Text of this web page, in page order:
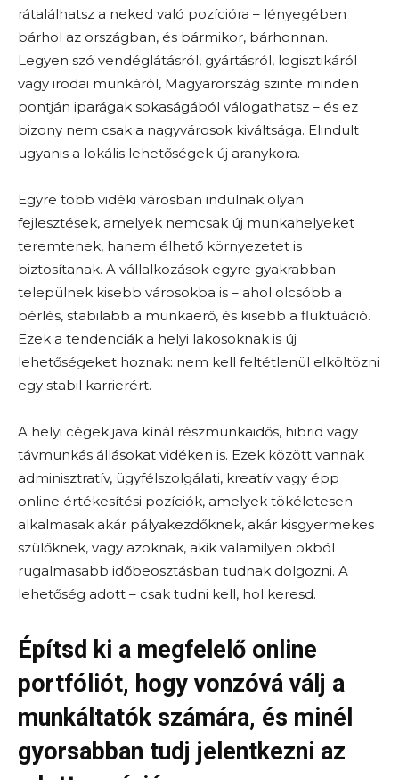
rátalálhatsz a neked való pozícióra – lényegében
bárhol az országban, és bármikor, bárhonnan.
Legyen szó vendéglátásról, gyártásról, logisztikáról
vagy irodai munkáról, Magyarország szinte minden
pontján iparágak sokaságából válogathatsz – és ez
bizony nem csak a nagyvárosok kiváltsága. Elindult
ugyanis a lokális lehetőségek új aranykora.
Egyre több vidéki városban indulnak olyan
fejlesztések, amelyek nemcsak új munkahelyeket
teremtenek, hanem élhető környezetet is
biztosítanak. A vállalkozások egyre gyakrabban
települnek kisebb városokba is – ahol olcsóbb a
bérlés, stabilabb a munkaerő, és kisebb a fluktuáció.
Ezek a tendenciák a helyi lakosoknak is új
lehetőségeket hoznak: nem kell feltétlenül elköltözni
egy stabil karrierért.
A helyi cégek java kínál részmunkaidős, hibrid vagy
távmunkás állásokat vidéken is. Ezek között vannak
adminisztratív, ügyfélszolgálati, kreatív vagy épp
online értékesítési pozíciók, amelyek tökéletesen
alkalmasak akár pályakezdőknek, akár kisgyermekes
szülőknek, vagy azoknak, akik valamilyen okból
rugalmasabb időbeosztásban tudnak dolgozni. A
lehetőség adott – csak tudni kell, hol keresd.
Építsd ki a megfelelő online
portfóliót, hogy vonzóvá válj a
munkáltatók számára, és minél
gyorsabban tudj jelentkezni az